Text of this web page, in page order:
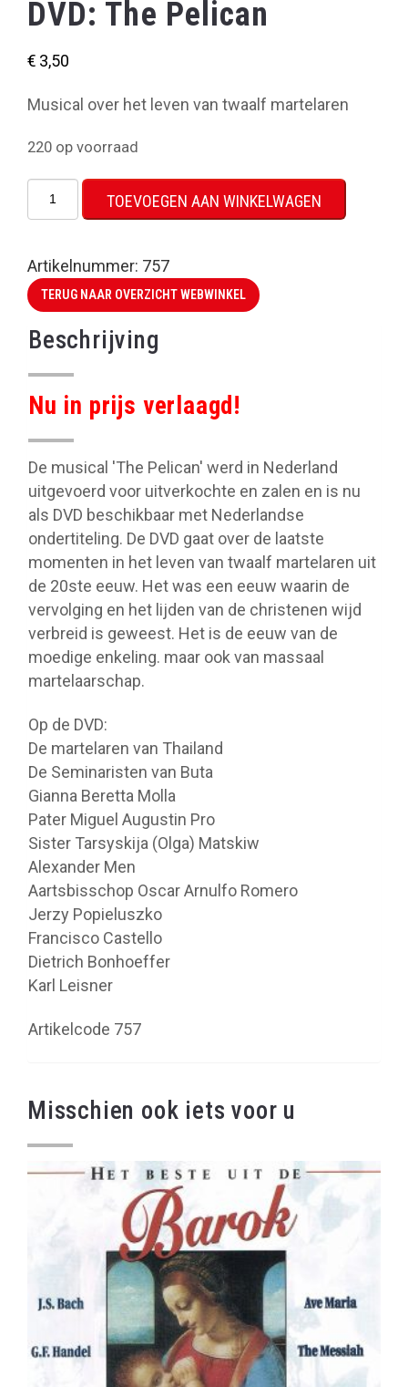
DVD: The Pelican
€ 3,50
Musical over het leven van twaalf martelaren
220 op voorraad
The
aantal
TOEVOEGEN AAN WINKELWAGEN
Artikelnummer: 757
TERUG NAAR OVERZICHT WEBWINKEL
Beschrijving
Nu in prijs verlaagd!
De musical 'The Pelican' werd in Nederland
uitgevoerd voor uitverkochte en zalen en is nu
als DVD beschikbaar met Nederlandse
ondertiteling. De DVD gaat over de laatste
momenten in het leven van twaalf martelaren uit
de 20ste eeuw. Het was een eeuw waarin de
vervolging en het lijden van de christenen wijd
verbreid is geweest. Het is de eeuw van de
moedige enkeling. maar ook van massaal
martelaarschap.
Op de DVD:
De martelaren van Thailand
De Seminaristen van Buta
Gianna Beretta Molla
Pater Miguel Augustin Pro
Sister Tarsyskija (Olga) Matskiw
Alexander Men
Aartsbisschop Oscar Arnulfo Romero
Jerzy Popieluszko
Francisco Castello
Dietrich Bonhoeffer
Karl Leisner
Artikelcode 757
Misschien ook iets voor u